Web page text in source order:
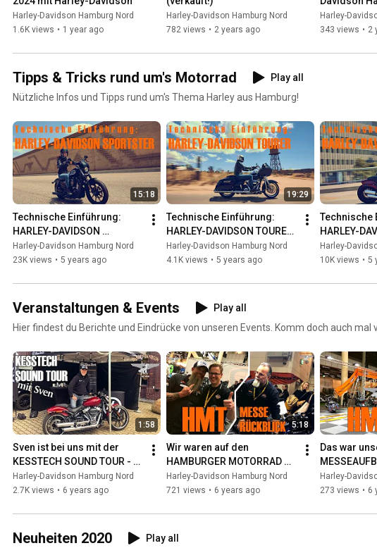
Harley-Davidson Hamburg Nord
1.6K views • 1 year ago
Harley-Davidson Hamburg Nord
782 views • 2 years ago
Harley-
343 views • 2
Tipps & Tricks rund um's Motorrad
Play all
Nützliche Infos und Tipps rund um's Thema Harley aus Hamburg!
15:18
Technische Einführung:
HARLEY-DAVIDSON
SPORTSTER - Harley-
Davidson Hamburg
Harley-Davidson Hamburg Nord
23K views • 5 years ago
19:29
Technische Einführung:
HARLEY-DAVIDSON TOURER
- Harley-Davidson Hamburg
Harley-Davidson Hamburg Nord
4.1K views • 5 years ago
Technische
HARLEY-
SOFTAILS -
Hamburg
Harley-
10K views • 5
Veranstaltungen & Events
Play all
Hier findest du Berichte und Eindrücke von unseren Events. Komm doch auch mal
1:58
Sven ist bei uns mit der
KESSTECH SOUND TOUR -
Harley-Davidson Hamburg
Nord
Harley-Davidson Hamburg Nord
2.7K views • 6 years ago
5:18
Wir waren auf den
HAMBURGER MOTORRAD
TAGEN 2020 - Harley-
Davidson Hamburg
Harley-Davidson Hamburg Nord
721 views • 6 years ago
Das war
- Harley-
Harley-
273 views • 6
Neuheiten 2020
Play all